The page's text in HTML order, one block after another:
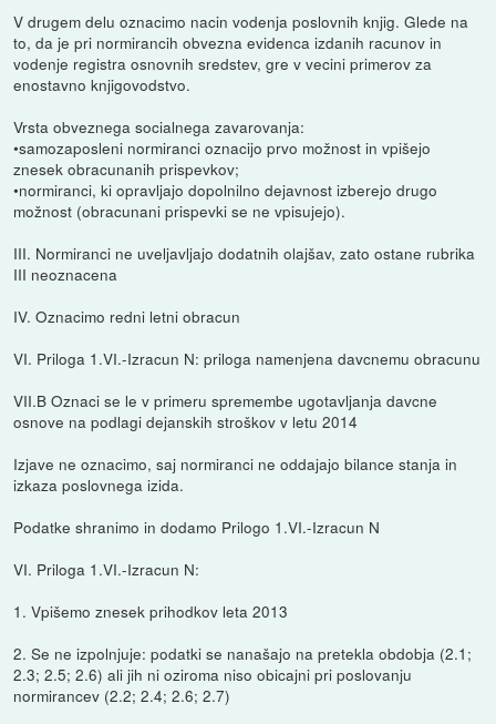
V drugem delu oznacimo nacin vodenja poslovnih knjig. Glede na
to, da je pri normirancih obvezna evidenca izdanih racunov in
vodenje registra osnovnih sredstev, gre v vecini primerov za
enostavno knjigovodstvo.
Vrsta obveznega socialnega zavarovanja:
•samozaposleni normiranci oznacijo prvo možnost in vpišejo
znesek obracunanih prispevkov;
•normiranci, ki opravljajo dopolnilno dejavnost izberejo drugo
možnost (obracunani prispevki se ne vpisujejo).
III. Normiranci ne uveljavljajo dodatnih olajšav, zato ostane rubrika
III neoznacena
IV. Oznacimo redni letni obracun
VI. Priloga 1.VI.-Izracun N: priloga namenjena davcnemu obracunu
VII.B Oznaci se le v primeru spremembe ugotavljanja davcne
osnove na podlagi dejanskih stroškov v letu 2014
Izjave ne oznacimo, saj normiranci ne oddajajo bilance stanja in
izkaza poslovnega izida.
Podatke shranimo in dodamo Prilogo 1.VI.-Izracun N
VI. Priloga 1.VI.-Izracun N:
1. Vpišemo znesek prihodkov leta 2013
2. Se ne izpolnjuje: podatki se nanašajo na pretekla obdobja (2.1;
2.3; 2.5; 2.6) ali jih ni oziroma niso obicajni pri poslovanju
normirancev (2.2; 2.4; 2.6; 2.7)